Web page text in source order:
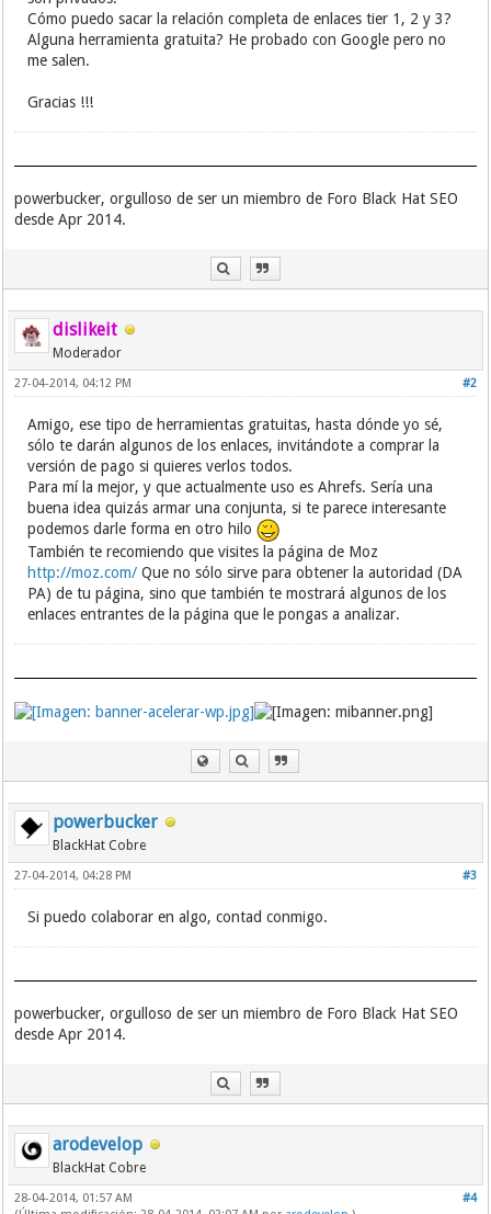
Cómo puedo sacar la relación completa de enlaces tier 1, 2 y 3?
Alguna herramienta gratuita? He probado con Google pero no
me salen.
Gracias !!!
powerbucker, orgulloso de ser un miembro de Foro Black Hat SEO
desde Apr 2014.
dislikeit
Moderador
#2
27-04-2014, 04:12 PM
Amigo, ese tipo de herramientas gratuitas, hasta dónde yo sé,
sólo te darán algunos de los enlaces, invitándote a comprar la
versión de pago si quieres verlos todos.
Para mí la mejor, y que actualmente uso es Ahrefs. Sería una
buena idea quizás armar una conjunta, si te parece interesante
podemos darle forma en otro hilo
También te recomiendo que visites la página de Moz
http://moz.com/ Que no sólo sirve para obtener la autoridad (DA
PA) de tu página, sino que también te mostrará algunos de los
enlaces entrantes de la página que le pongas a analizar.
powerbucker
BlackHat Cobre
#3
27-04-2014, 04:28 PM
Si puedo colaborar en algo, contad conmigo.
powerbucker, orgulloso de ser un miembro de Foro Black Hat SEO
desde Apr 2014.
arodevelop
BlackHat Cobre
#4
28-04-2014, 01:57 AM